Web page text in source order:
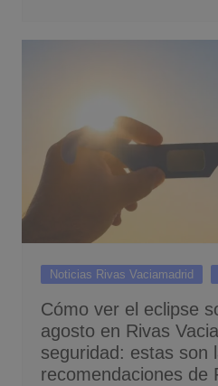
Noticias Rivas Vaciamadrid
Cómo ver el eclipse
agosto en Rivas
seguridad: estas son
recomendaciones de